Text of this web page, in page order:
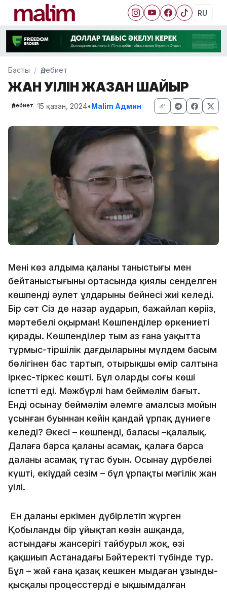
RU
Басты Әдебиет
ЖАН УІЛІН ЖАЗҒАН ШАЙЫР
Әдебиет 15 қазан, 2024•Malim Админ
Менің көз алдыма қаланың таныстығы мен
бейтаныстығының ортасында қиялы сенделген
көшпенді әулет ұлдарының бейнесі жиі келеді.
Бір сәт Cіз де назар аударып, бажайлап көріңіз,
мәртебелі оқырман! Көшпенділер өркениеті
қирады. Көшпенділер тым аз ғана уақытта
тұрмыс-тіршілік дағдыларының мүлдем басым
бөлігінен бас тартып, отырықшы өмір салтына
іркес-тіркес көшті. Бұл олардың соңғы көші
іспетті еді. Мәжбүрлі һам беймәлім бағыт.
Енді осынау беймәлім әлемге амалсыз мойын
ұсынған буыннан кейін қандай ұрпақ дүниеге
келеді? Әкесі – көшпенді, баласы –қалалық.
Далаға барса қаланы аңсамақ, қалаға барса
даланы аңсамақ тұтас буын. Осынау дүрбелеңі
күшті, екіұдай сезім – бұл ұрпақтың мәңгілік жан
уілі.
Ен даланы еркімен дүбірлетіп жүрген
Қобыланды бір ұйықтап көзін ашқанда,
астындағы жансерігі тайбурыл жоқ, өзі
қақшиып Астанадағы Бәйтеректің түбінде тұр.
Бұл – жәй ғана қазақ кешкен мыңдаған ұзынды-
қысқалы процесстердің ең ықшымдалған